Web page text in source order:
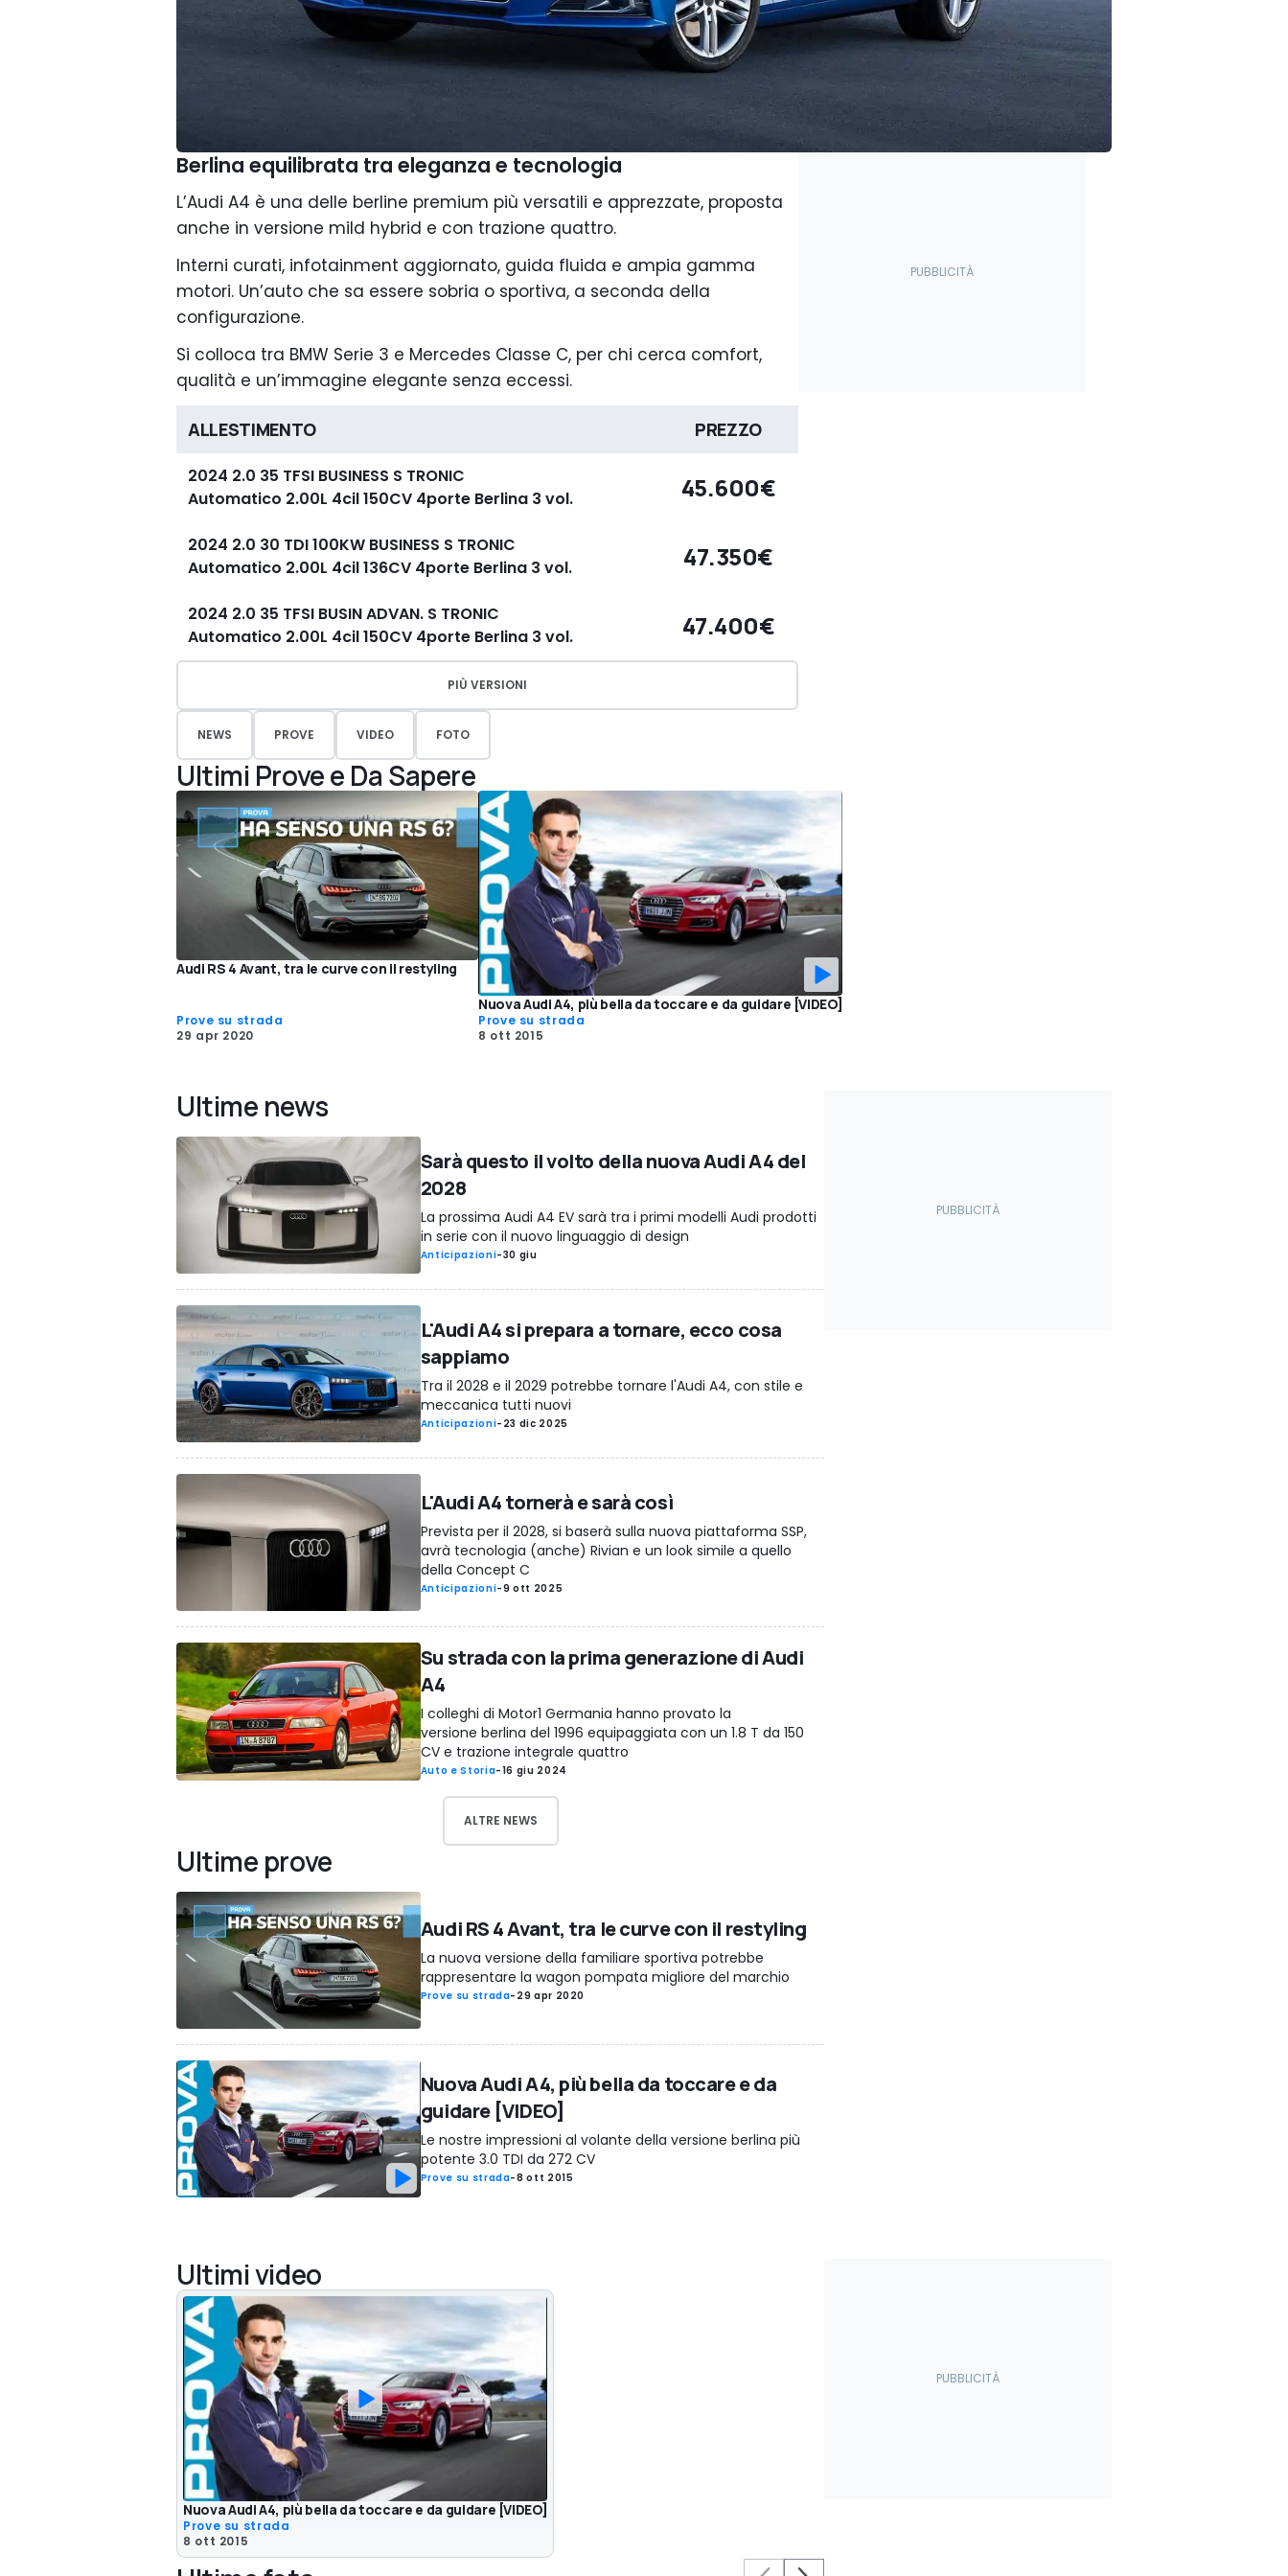
Berlina equilibrata tra eleganza e tecnologia
L’Audi A4 è una delle berline premium più versatili e apprezzate, proposta
anche in versione mild hybrid e con trazione quattro.
Interni curati, infotainment aggiornato, guida fluida e ampia gamma
motori. Un’auto che sa essere sobria o sportiva, a seconda della
configurazione.
Si colloca tra BMW Serie 3 e Mercedes Classe C, per chi cerca comfort,
qualità e un’immagine elegante senza eccessi.
ALLESTIMENTO PREZZO
2024 2.0 35 TFSI BUSINESS S TRONIC
Automatico 2.00L 4cil 150CV 4porte Berlina 3 vol.
45.600€
2024 2.0 30 TDI 100KW BUSINESS S TRONIC
Automatico 2.00L 4cil 136CV 4porte Berlina 3 vol.
47.350€
2024 2.0 35 TFSI BUSIN ADVAN. S TRONIC
Automatico 2.00L 4cil 150CV 4porte Berlina 3 vol.
47.400€
PIÙ VERSIONI
NEWS PROVE VIDEO FOTO
Ultimi Prove e Da Sapere
Audi RS 4 Avant, tra le curve con il restyling
Prove su strada
29 apr 2020
Nuova Audi A4, più bella da toccare e da guidare [VIDEO]
Prove su strada
8 ott 2015
Ultime news
Sarà questo il volto della nuova Audi A4 del
2028
La prossima Audi A4 EV sarà tra i primi modelli Audi prodotti
in serie con il nuovo linguaggio di design
Anticipazioni-30 giu
L'Audi A4 si prepara a tornare, ecco cosa
sappiamo
Tra il 2028 e il 2029 potrebbe tornare l'Audi A4, con stile e
meccanica tutti nuovi
Anticipazioni- 23 dic 2025
L'Audi A4 tornerà e sarà così
Prevista per il 2028, si baserà sulla nuova piattaforma SSP,
avrà tecnologia (anche) Rivian e un look simile a quello
della Concept C
Anticipazioni-9 ott 2025
Su strada con la prima generazione di Audi
A4
I colleghi di Motor1 Germania hanno provato la
versione berlina del 1996 equipaggiata con un 1.8 T da 150
CV e trazione integrale quattro
Auto e Storia-16 giu 2024
ALTRE NEWS
Ultime prove
Audi RS 4 Avant, tra le curve con il restyling
La nuova versione della familiare sportiva potrebbe
rappresentare la wagon pompata migliore del marchio
Prove su strada- 29 apr 2020
Nuova Audi A4, più bella da toccare e da
guidare [VIDEO]
Le nostre impressioni al volante della versione berlina più
potente 3.0 TDI da 272 CV
Prove su strada-8 ott 2015
Ultimi video
Nuova Audi A4, più bella da toccare e da guidare [VIDEO]
Prove su strada
8 ott 2015